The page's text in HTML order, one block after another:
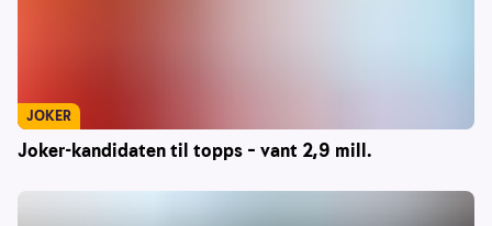
Joker-kandidaten til topps – vant 2,9 mill.
JOKER